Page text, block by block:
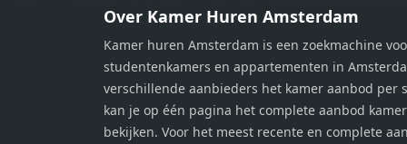
gemak en privacy. Gelegen in een
Zaandam, bevindt de woning zich
op een perfecte locatie. Winkels,
openbaar vervoer en uitvalswegen
naar Amsterdam zijn allemaal
op
naar
Over Kamer Huren Amsterdam
Kamer huren Amsterdam is een zoekmachine
studentenkamers en appartementen in
verschillende aanbieders het kamer aanbod per
kan je op één pagina het complete aanbod
bekijken. Voor het meest recente en complete